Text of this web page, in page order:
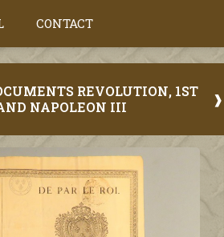
CONTACT
REVOLUTION, 1ST
NAPOLEON III